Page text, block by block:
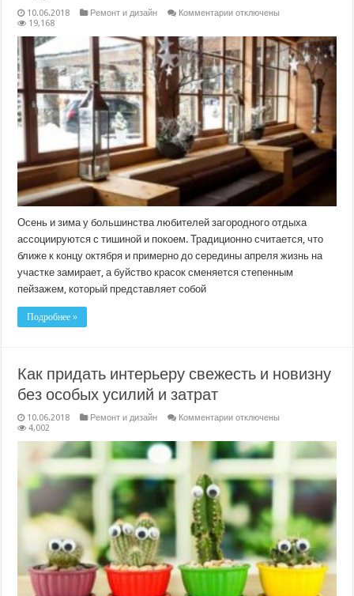
10.06.2018 Ремонт и дизайн Комментариик
создать
красивый
зимний
пейзаж
в
саду
отключены
19,168
Осень и зима у большинства любителей загородного отдыха
ассоциируются с тишиной и покоем. Традиционно считается, что
ближе к концу октября и примерно до середины апреля жизнь на
участке замирает, а буйство красок сменяется степенным
пейзажем, который представляет собой
Подробнее »
Как придать интерьеру свежесть и новизну
без особых усилий и затрат
10.06.2018 Ремонт и дизайн Комментариик
придать
интерьеру
и
новизну
без
особых
усилий
и
затрат
отключены
4,002